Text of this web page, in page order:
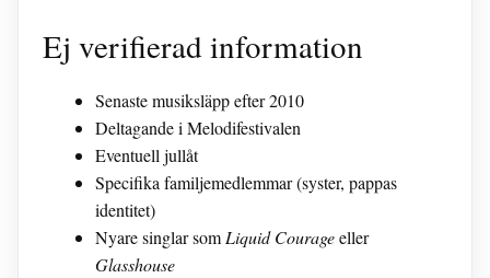
Ej verifierad information
Senaste musiksläpp efter 2010
Deltagande i Melodifestivalen
Eventuell jullåt
Specifika familjemedlemmar (syster, pappas
identitet)
Nyare singlar som Liquid Courageeller
Glasshouse